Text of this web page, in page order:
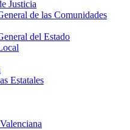
Justicia
de las Comunidades
del Estado
Estatales